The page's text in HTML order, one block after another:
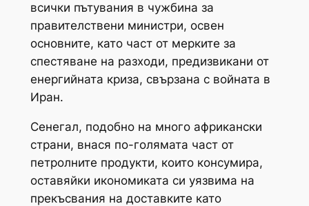
всички пътувания в чужбина за
правителствени министри, освен
основните, като част от мерките за
спестяване на разходи, предизвикани от
енергийната криза, свързана с войната в
Иран.
Сенегал, подобно на много африкански
страни, внася по-голямата част от
петролните продукти, които консумира,
оставяйки икономиката си уязвима на
прекъсвания на доставките като